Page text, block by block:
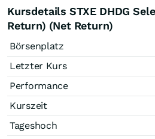
Kursdetails STXE DHDG
Return) (Net Return)
Börsenplatz
Letzter Kurs
Performance
Kurszeit
Tageshoch